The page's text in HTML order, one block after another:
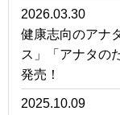
2026.03.30
健康志向のアナ
ス」「アナタの
発売！
2025.10.09